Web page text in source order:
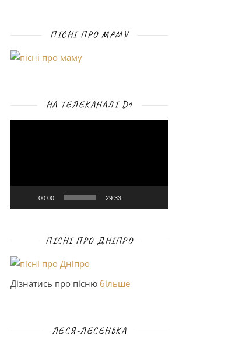
ПІСНІ ПРО МАМУ
НА ТЕЛЕКАНАЛІ D1
00:00 29:33
ПІСНІ ПРО ДНІПРО
Дізнатись про пісню більше
ЛЕСЯ-ЛЕСЕНЬКА